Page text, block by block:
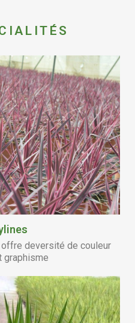
deversité de couleur
graphisme